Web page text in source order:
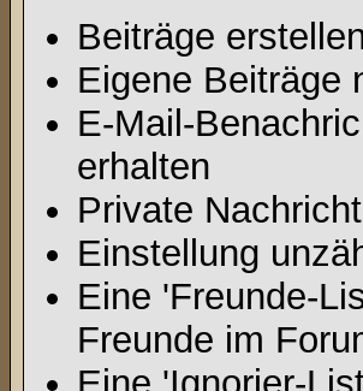
Beiträge
Eigene Beiträge
E-Mail-
erhalten
Private
Einstellung
Eine 'Freunde-
Freunde im